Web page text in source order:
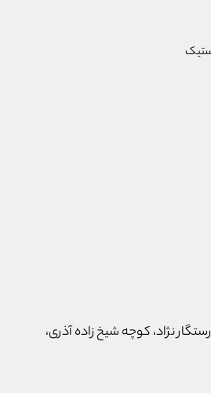
نژاد، کوچه شیخ زاده آذری،